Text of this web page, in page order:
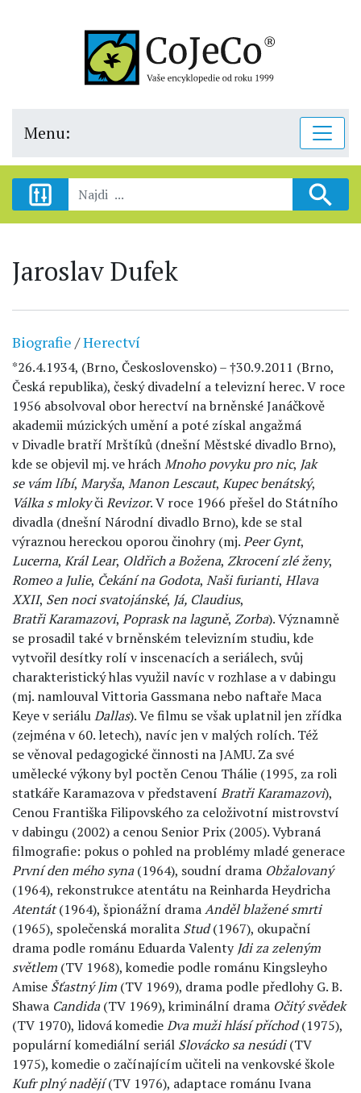
Menu:
Jaroslav Dufek
Biografie /Herectví
*26.4.1934, (Brno, Československo) – †30.9.2011 (Brno,
Česká republika), český divadelní a televizní herec. V roce
1956 absolvoval obor herectví na brněnské Janáčkově
akademii múzických umění a poté získal angažmá
v Divadle bratří Mrštíků (dnešní Městské divadlo Brno),
kde se objevil mj. ve hráchMnoho povyku pro nic, Jak
se vám líbí, Maryša, Manon Lescaut, Kupec benátský,
Válka s mlokyčiRevizor. V roce 1966 přešel do Státního
divadla (dnešní Národní divadlo Brno), kde se stal
výraznou hereckou oporou činohry (mj.Peer Gynt,
Lucerna, Král Lear, Oldřich a Božena, Zkrocení zlé ženy,
Romeo a Julie, Čekání na Godota, Naši furianti, Hlava
XXII, Sen noci svatojánské, Já, Claudius,
Bratři Karamazovi, Poprask na laguně, Zorba). Významně
se prosadil také v brněnském televizním studiu, kde
vytvořil desítky rolí v inscenacích a seriálech, svůj
charakteristický hlas využil navíc v rozhlase a v dabingu
(mj. namlouval Vittoria Gassmana nebo naftaře Maca
Keye v seriáluDallas). Ve filmu se však uplatnil jen zřídka
(zejména v 60. letech), navíc jen v malých rolích. Též
se věnoval pedagogické činnosti na JAMU. Za své
umělecké výkony byl poctěn Cenou Thálie (1995, za roli
statkáře Karamazova v představení Bratři Karamazovi),
Cenou Františka Filipovského za celoživotní mistrovství
v dabingu (2002) a cenou Senior Prix (2005). Vybraná
filmografie: pokus o pohled na problémy mladé generace
První den mého syna(1964), soudní drama Obžalovaný
(1964), rekonstrukce atentátu na Reinharda Heydricha
Atentát(1964), špionážní dramaAnděl blažené smrti
(1965), společenská moralita Stud(1967), okupační
drama podle románu Eduarda Valenty Jdi za zeleným
světlem (TV 1968), komedie podle románu Kingsleyho
Amise Šťastný Jim (TV 1969), drama podle předlohy G. B.
Shawa Candida(TV 1969), kriminální drama Očitý svědek
(TV 1970), lidová komedieDva muži hlásí příchod(1975),
populární komediální seriál Slovácko sa nesúdi(TV
1975), komedie o začínajícím učiteli na venkovské škole
Kufr plný nadějí(TV 1976), adaptace románu Ivana